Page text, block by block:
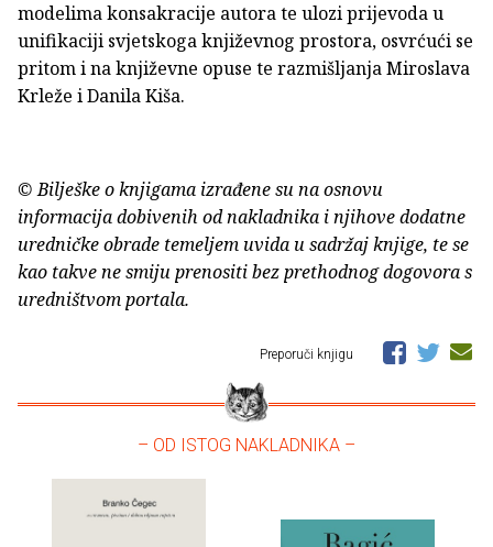
modelima konsakracije autora te ulozi prijevoda u
unifikaciji svjetskoga književnog prostora, osvrćući se
pritom i na književne opuse te razmišljanja Miroslava
Krleže i Danila Kiša.
© Bilješke o knjigama izrađene su na osnovu
informacija dobivenih od nakladnika i njihove dodatne
uredničke obrade temeljem uvida u sadržaj knjige, te se
kao takve ne smiju prenositi bez prethodnog dogovora s
uredništvom portala.
Preporuči knjigu
– OD ISTOG NAKLADNIKA –